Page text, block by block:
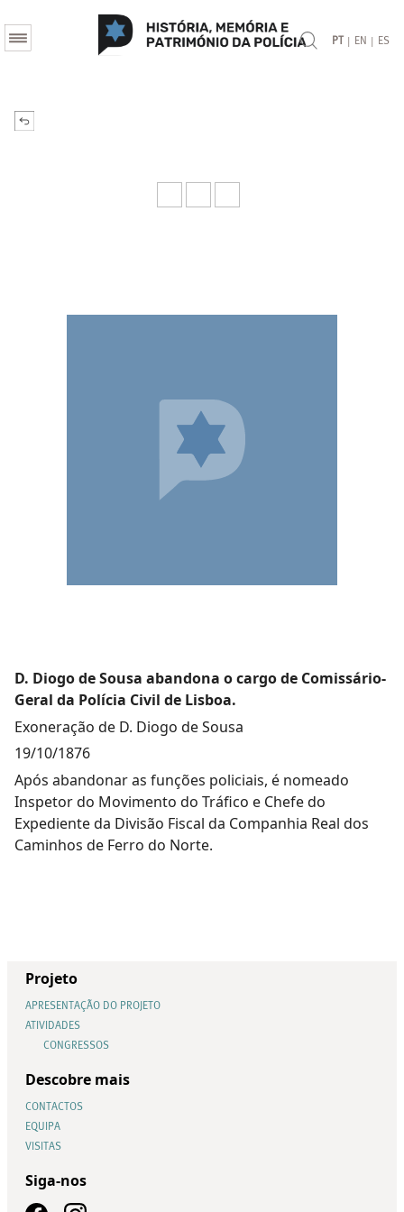
PT | EN | ES
D. Diogo de Sousa abandona o cargo de Comissário-
Geral da Polícia Civil de Lisboa.
Exoneração de D. Diogo de Sousa
19/10/1876
Após abandonar as funções policiais, é nomeado
Inspetor do Movimento do Tráfico e Chefe do
Expediente da Divisão Fiscal da Companhia Real dos
Caminhos de Ferro do Norte.
Projeto
APRESENTAÇÃO DO PROJETO
ATIVIDADES
CONGRESSOS
Descobre mais
CONTACTOS
EQUIPA
VISITAS
Siga-nos